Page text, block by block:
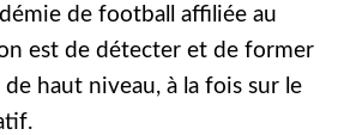
de football affiliée au
est de détecter et de former
haut niveau, à la fois sur le